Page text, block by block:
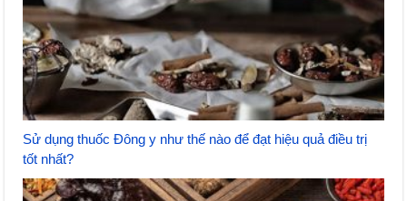
Sử dụng thuốc Đông y như thế nào để đạt hiệu quả điều trị
tốt nhất?